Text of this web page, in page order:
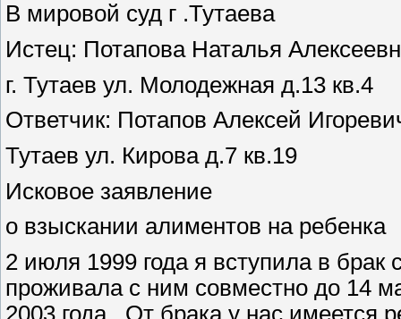
В мировой суд г .Тутаева
Истец: Потапова Наталья
г. Тутаев ул. Молодежная д.13 кв.4
Ответчик: Потапов Алексей
Тутаев ул. Кирова д.7 кв.19
Исковое заявление
о взыскании алиментов на ребенка
2 июля 1999 года я вступила в
проживала с ним совместно до 14
2003 года . От брака у нас имеется